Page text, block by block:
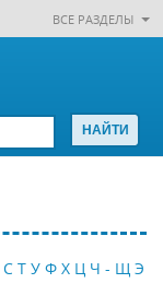
ВСЕ РАЗДЕЛЫ
С Т У Ф Х Ц Ч - Щ Э